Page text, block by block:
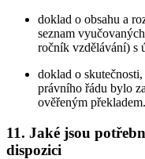
doklad o obsahu a
seznam
ročník vzdělávání) s
doklad o
právního řádu bylo
ověřeným překladem.
11. Jaké jsou
dispozici